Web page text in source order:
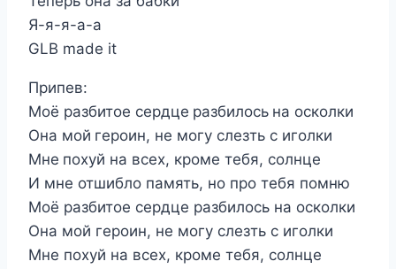
Я-я-я-а-а
GLB made it
Припев:
Моё разбитое сердце разбилось на осколки
Она мой героин, не могу слезть с иголки
Мне похуй на всех, кроме тебя, солнце
И мне отшибло память, но про тебя помню
Моё разбитое сердце разбилось на осколки
Она мой героин, не могу слезть с иголки
Мне похуй на всех, кроме тебя, солнце